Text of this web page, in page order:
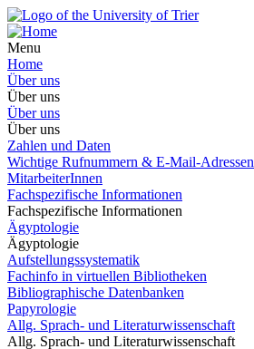
Menu
Home
Über uns
Über uns
Über uns
Über uns
Zahlen und Daten
Wichtige Rufnummern & E-Mail-Adressen
MitarbeiterInnen
Fachspezifische Informationen
Fachspezifische Informationen
Ägyptologie
Ägyptologie
Aufstellungssystematik
Fachinfo in virtuellen Bibliotheken
Bibliographische Datenbanken
Papyrologie
Allg. Sprach- und Literaturwissenschaft
Allg. Sprach- und Literaturwissenschaft